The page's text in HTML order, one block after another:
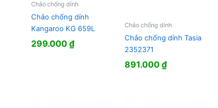
Chảo chống dính
Chảo chống dính
Kangaroo KG 659L
299.000₫
Chảo chống dính
Chảo chống dính Tasia
2352371
891.000₫